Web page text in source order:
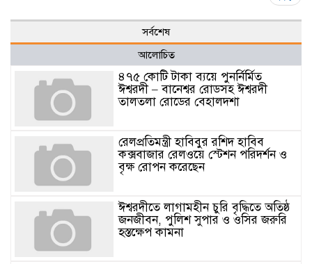
সর্বশেষ
আলোচিত
৪৭৫ কোটি টাকা ব্যয়ে পুনর্নির্মিত
ঈশ্বরদী – বানেশ্বর রোডসহ ঈশ্বরদী
তালতলা রোডের বেহালদশা
রেলপ্রতিমন্ত্রী হাবিবুর রশিদ হাবিব
কক্সবাজার রেলওয়ে স্টেশন পরিদর্শন ও
বৃক্ষ রোপন করেছেন
ঈশ্বরদীতে লাগামহীন চুরি বৃদ্ধিতে অতিষ্ঠ
জনজীবন, পুলিশ সুপার ও ওসির জরুরি
হস্তক্ষেপ কামনা ​